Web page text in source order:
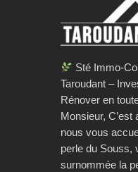
Sté Immo-
Taroudant –
Rénover en
Monsieur,
nous vous
perle du Souss,
surnommée la